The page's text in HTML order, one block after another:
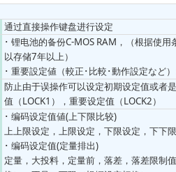
通过直接操作键盘进行设定
･ 锂电池的备份C-MOS RAM，（根据使
以存储7年以上）
･ 重要設定値（較正･比較･動作設定など
防止由于误操作可以设定初期设定值或者
值（LOCK1），重要设定值（LOCK2）
･ 编码设定值値(上下限比较)
上上限设定，上限设定，下限设定，下下
･ 编码设定值(定量排出)
定量，大投料，定量前，落差，落差限制